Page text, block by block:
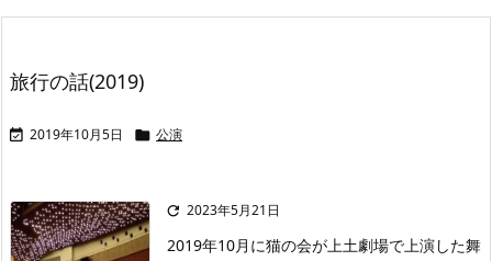
旅行の話(2019)
 2019年10月5日  公演
 2023年5月21日
2019年10月に猫の会が上土劇場で上演した舞